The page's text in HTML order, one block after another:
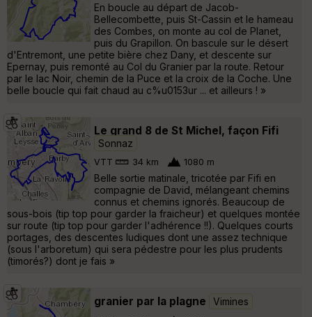
En boucle au départ de Jacob-
Bellecombette, puis St-Cassin et le hameau
des Combes, on monte au col de Planet,
puis du Grapillon. On bascule sur le désert
d'Entremont, une petite bière chez Dany, et descente sur
Epernay, puis remonté au Col du Granier par la route. Retour
par le lac Noir, chemin de la Puce et la croix de la Coche. Une
belle boucle qui fait chaud au c%u0153ur ... et ailleurs ! »
Le grand 8 de St Michel, façon Fifi
Sonnaz
VTT 34 km 1080 m
Belle sortie matinale, tricotée par Fifi en
compagnie de David, mélangeant chemins
connus et chemins ignorés. Beaucoup de
sous-bois (tip top pour garder la fraicheur) et quelques montée
sur route (tip top pour garder l'adhérence !!). Quelques courts
portages, des descentes ludiques dont une assez technique
(sous l'arboretum) qui sera pédestre pour les plus prudents
(timorés?) dont je fais »
granier par la plagne Vimines